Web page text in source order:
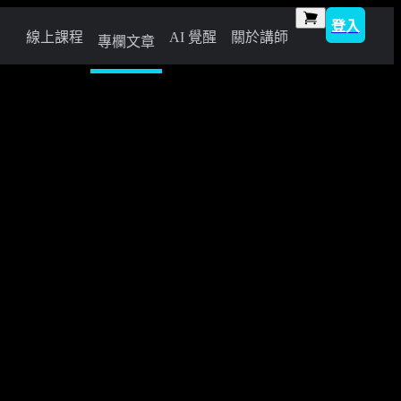
線上課程 專欄文章 AI 覺醒 關於講師
登入